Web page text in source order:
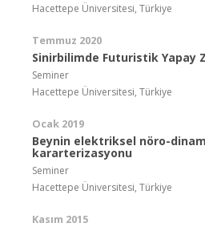
Hacettepe Üniversitesi, Türkiye
Temmuz 2020
Sinirbilimde Futuristik Yapay
Seminer
Hacettepe Üniversitesi, Türkiye
Ocak 2019
Beynin elektriksel nöro-
kararterizasyonu
Seminer
Hacettepe Üniversitesi, Türkiye
Kasım 2015